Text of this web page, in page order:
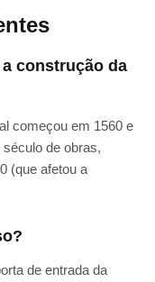
construção da
começou em 1560 e
de obras,
(que afetou a
de entrada da